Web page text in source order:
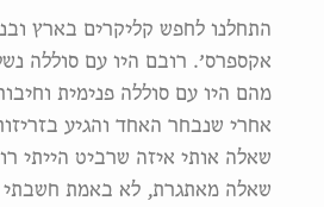
התחלנו לחפש קליקרים בארץ
אקספרס׳. רובם היו עם סוללה
אחרי שנבחר האחד והגיע
שאלה אותי איזה שרביט הייתי
שאלה מאתגרת, לא באמת חשבתי